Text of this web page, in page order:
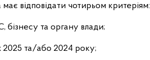
відповідати чотирьом критеріям:
бізнесу та органу влади;
2025 та/або 2024 року;